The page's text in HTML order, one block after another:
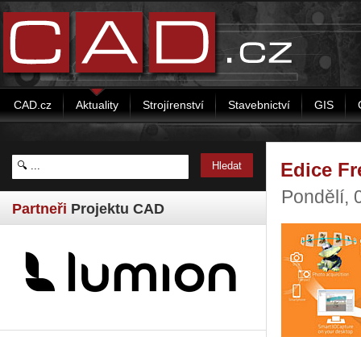
CAD.cz Aktuality Strojírenství Stavebnictví GIS
Partneři Projektu CAD
Edice
Pondělí,